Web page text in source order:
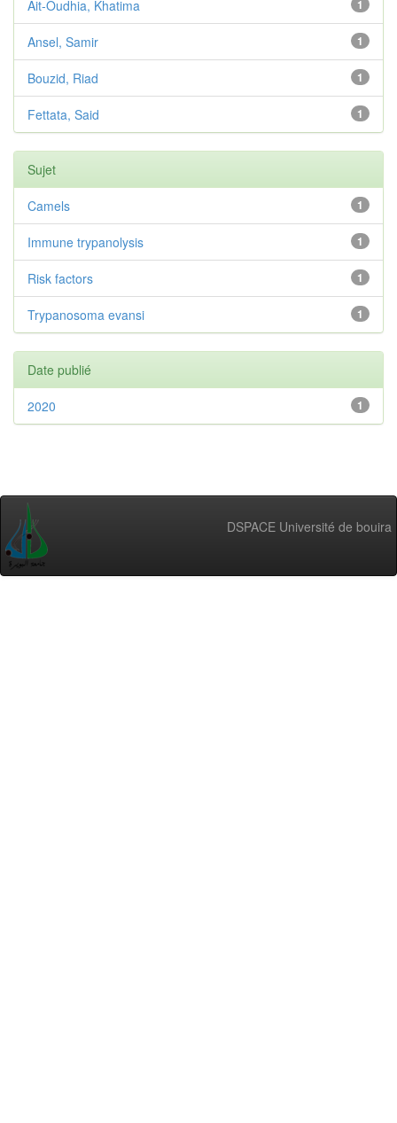
1
Ait-Oudhia, Khatima
1
Ansel, Samir
1
Bouzid, Riad
1
Fettata, Said
Sujet
1
Camels
1
Immune trypanolysis
1
Risk factors
1
Trypanosoma evansi
Date publié
1
2020
DSPACE Université de bouira